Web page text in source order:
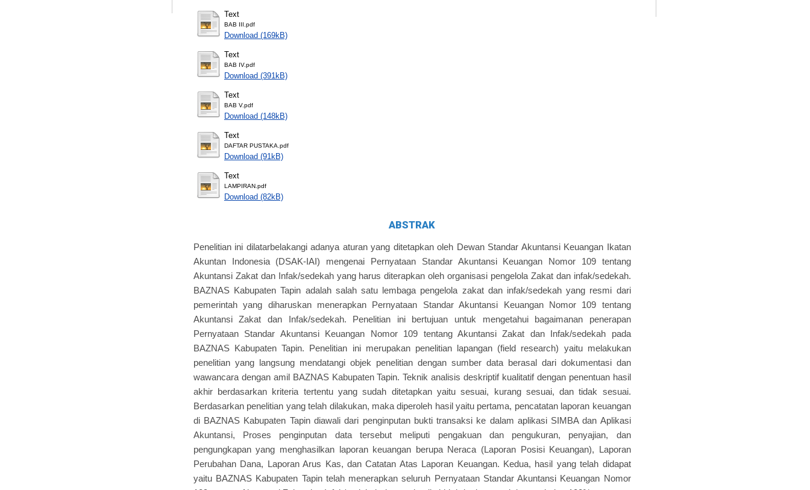
Text
BAB III.pdf
Download (169kB)
Text
BAB IV.pdf
Download (391kB)
Text
BAB V.pdf
Download (148kB)
Text
DAFTAR PUSTAKA.pdf
Download (91kB)
Text
LAMPIRAN.pdf
Download (82kB)
ABSTRAK
Penelitian ini dilatarbelakangi adanya aturan yang ditetapkan oleh Dewan Standar Akuntansi Keuangan Ikatan
Akuntan Indonesia (DSAK-IAI) mengenai Pernyataan Standar Akuntansi Keuangan Nomor 109 tentang
Akuntansi Zakat dan Infak/sedekah yang harus diterapkan oleh organisasi pengelola Zakat dan infak/sedekah.
BAZNAS Kabupaten Tapin adalah salah satu lembaga pengelola zakat dan infak/sedekah yang resmi dari
pemerintah yang diharuskan menerapkan Pernyataan Standar Akuntansi Keuangan Nomor 109 tentang
Akuntansi Zakat dan Infak/sedekah. Penelitian ini bertujuan untuk mengetahui bagaimanan penerapan
Pernyataan Standar Akuntansi Keuangan Nomor 109 tentang Akuntansi Zakat dan Infak/sedekah pada
BAZNAS Kabupaten Tapin. Penelitian ini merupakan penelitian lapangan (field research) yaitu melakukan
penelitian yang langsung mendatangi objek penelitian dengan sumber data berasal dari dokumentasi dan
wawancara dengan amil BAZNAS Kabupaten Tapin. Teknik analisis deskriptif kualitatif dengan penentuan hasil
akhir berdasarkan kriteria tertentu yang sudah ditetapkan yaitu sesuai, kurang sesuai, dan tidak sesuai.
Berdasarkan penelitian yang telah dilakukan, maka diperoleh hasil yaitu pertama, pencatatan laporan keuangan
di BAZNAS Kabupaten Tapin diawali dari penginputan bukti transaksi ke dalam aplikasi SIMBA dan Aplikasi
Akuntansi, Proses penginputan data tersebut meliputi pengakuan dan pengukuran, penyajian, dan
pengungkapan yang menghasilkan laporan keuangan berupa Neraca (Laporan Posisi Keuangan), Laporan
Perubahan Dana, Laporan Arus Kas, dan Catatan Atas Laporan Keuangan. Kedua, hasil yang telah didapat
yaitu BAZNAS Kabupaten Tapin telah menerapkan seluruh Pernyataan Standar Akuntansi Keuangan Nomor